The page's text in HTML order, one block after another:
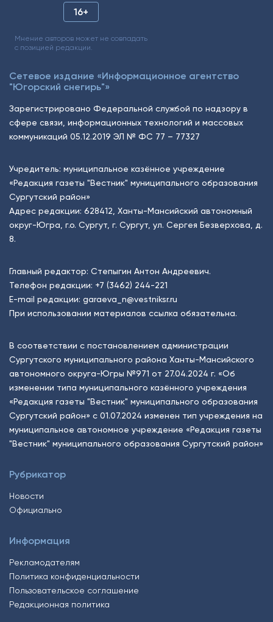
16+
Мнение авторов может не совпадать
с позицией редакции.
Сетевое издание «Информационное агентство
"Югорский снегирь"»
Зарегистрировано Федеральной службой по надзору в
сфере связи, информационных технологий и массовых
коммуникаций 05.12.2019 ЭЛ № ФС 77 – 77327
Учредитель: муниципальное казённое учреждение
«Редакция газеты "Вестник" муниципального образования
Сургутский район»
Адрес редакции: 628412, Ханты-Мансийский автономный
округ-Югра, г.о. Сургут, г. Сургут, ул. Сергея Безверхова, д.
8.
Главный редактор: Степыгин Антон Андреевич.
Телефон редакции: +7 (3462) 244-221
E-mail редакции: garaeva_n@vestniksr.ru
При использовании материалов ссылка обязательна.
В соответствии с постановлением администрации
Сургутского муниципального района Ханты-Мансийского
автономного округа-Югры №971 от 27.04.2024 г. «Об
изменении типа муниципального казённого учреждения
«Редакция газеты "Вестник" муниципального образования
Сургутский район» с 01.07.2024 изменен тип учреждения на
муниципальное автономное учреждение «Редакция газеты
"Вестник" муниципального образования Сургутский район»
Рубрикатор
Новости
Официально
Информация
Рекламодателям
Политика конфиденциальности
Пользовательское соглашение
Редакционная политика